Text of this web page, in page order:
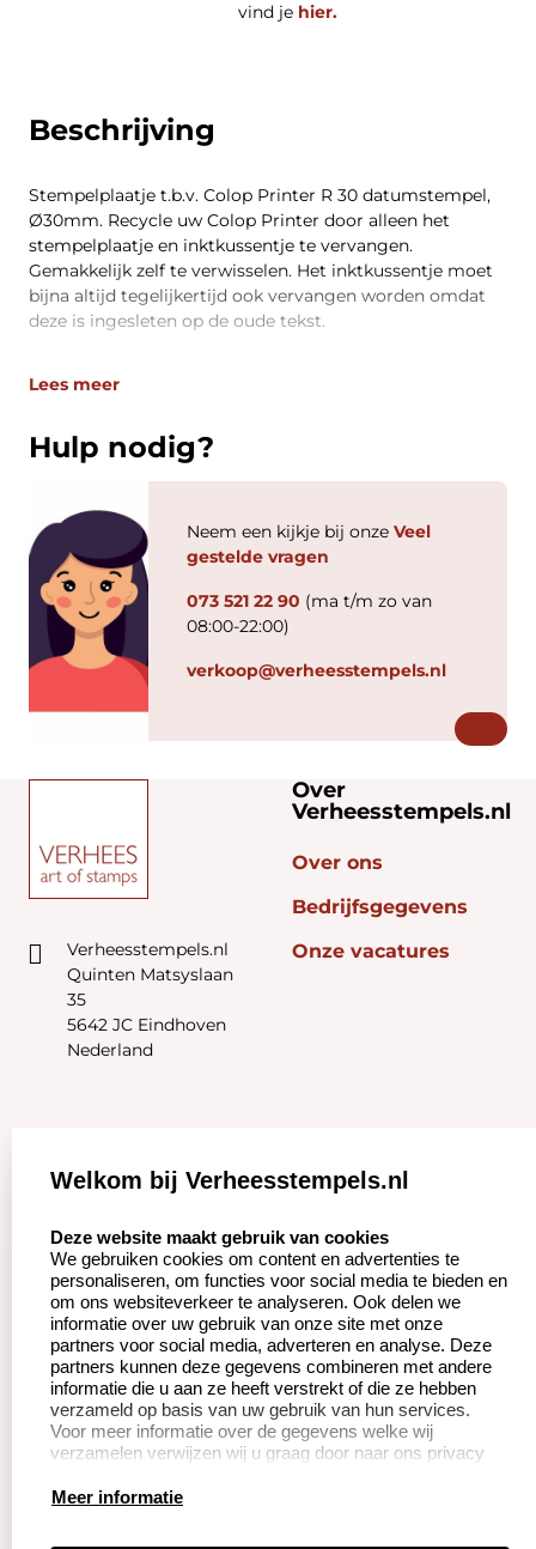
Beschrijving
Stempelplaatje t.b.v. Colop Printer R 30 datumstempel,
Ø30mm. Recycle uw Colop Printer door alleen het
stempelplaatje en inktkussentje te vervangen.
Gemakkelijk zelf te verwisselen. Het inktkussentje moet
bijna altijd tegelijkertijd ook vervangen worden omdat
deze is ingesleten op de oude tekst.
Lees meer
Hulp nodig?
Neem een kijkje bij onze Veel
gestelde vragen
073 521 22 90 (ma t/m zo van
08:00-22:00)
verkoop@verheesstempels.nl
vind je hier.
Verheesstempels.nl
Quinten Matsyslaan
35
5642 JC Eindhoven
Nederland
Over
Verheesstempels.nl
Over ons
Bedrijfsgegevens
Onze vacatures
Zakelijk:
Betaling &
Verzending
Wederverkoper
worden
Klantenservice:
Veel gestelde vragen
Herroepingsrecht
Retourneren
Productinformatie:
Instructie voor
Welkom bij Verheesstempels.nl
Deze website maakt gebruik van cookies
We gebruiken cookies om content en advertenties te
personaliseren, om functies voor social media te bieden en
om ons websiteverkeer te analyseren. Ook delen we
informatie over uw gebruik van onze site met onze
partners voor social media, adverteren en analyse. Deze
partners kunnen deze gegevens combineren met andere
informatie die u aan ze heeft verstrekt of die ze hebben
verzameld op basis van uw gebruik van hun services.
Voor meer informatie over de gegevens welke wij
verzamelen verwijzen wij u graag door naar ons privacy
Meer informatie